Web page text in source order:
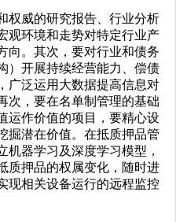
权威的研究报告、行业分析
观环境和走势对特定行业产
向。其次，要对行业和债务
）开展持续经营能力、偿债
广泛运用大数据提高信息对
次，要在名单制管理的基础
运作价值的项目，要精心设
掘潜在价值。在抵质押品管
机器学习及深度学习模型，
质押品的权属变化，随时进
现相关设备运行的远程监控